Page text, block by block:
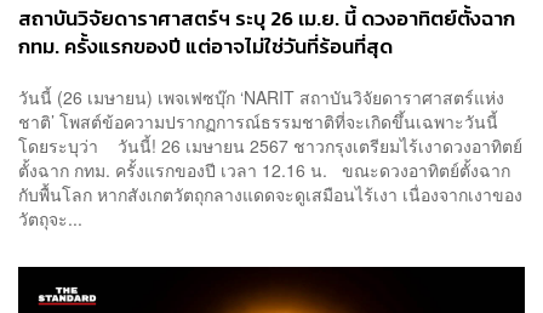
สถาบันวิจัยดาราศาสตร์ฯ ระบุ 26 เม.ย. นี้ ดวงอาทิตย์ตั้งฉาก
กทม. ครั้งแรกของปี แต่อาจไม่ใช่วันที่ร้อนที่สุด
วันนี้ (26 เมษายน) เพจเฟซบุ๊ก ‘NARIT สถาบันวิจัยดาราศาสตร์แห่ง
ชาติ’ โพสต์ข้อความปรากฏการณ์ธรรมชาติที่จะเกิดขึ้นเฉพาะวันนี้
โดยระบุว่า วันนี้! 26 เมษายน 2567 ชาวกรุงเตรียมไร้เงาดวงอาทิตย์
ตั้งฉาก กทม. ครั้งแรกของปี เวลา 12.16 น. ขณะดวงอาทิตย์ตั้งฉาก
กับพื้นโลก หากสังเกตวัตถุกลางแดดจะดูเสมือนไร้เงา เนื่องจากเงาของ
วัตถุจะ...